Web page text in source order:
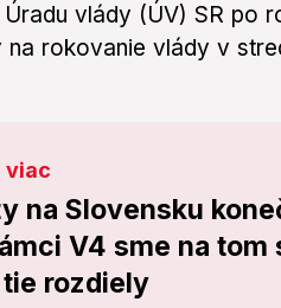
vlády (ÚV) SR po
rokovanie vlády v
viac
na Slovensku
V4 sme na tom
rozdiely